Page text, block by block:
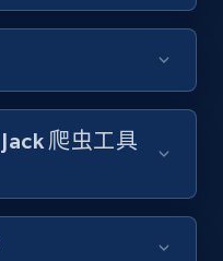
md5, Video url,
more.
注册使用
videos by
爬虫工具